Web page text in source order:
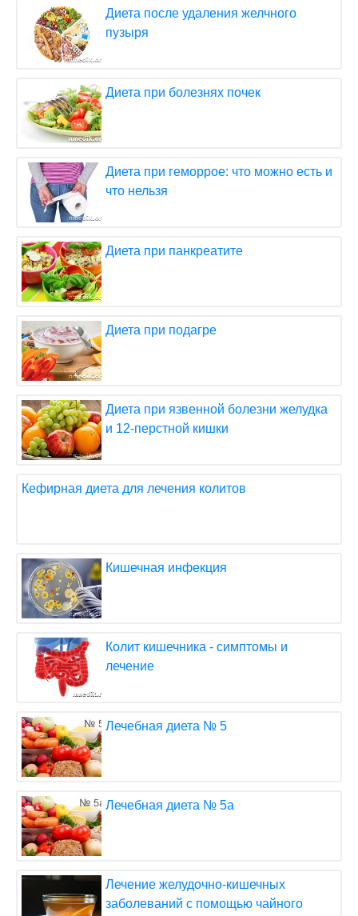
Диета после удаления желчного
пузыря
Диета при болезнях почек
Диета при геморрое: что можно есть и
что нельзя
Диета при панкреатите
Диета при подагре
Диета при язвенной болезни желудка
и 12-перстной кишки
Кефирная диета для лечения колитов
Кишечная инфекция
Колит кишечника - симптомы и
лечение
Лечебная диета № 5
Лечебная диета № 5а
Лечение желудочно-кишечных
заболеваний с помощью чайного